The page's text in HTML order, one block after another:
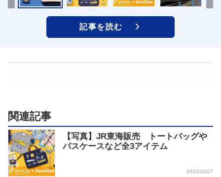
記事を読む
関連記事
【写真】JR東海販売 トートバッグや
パスケースなど全3アイテム
2023/10/07